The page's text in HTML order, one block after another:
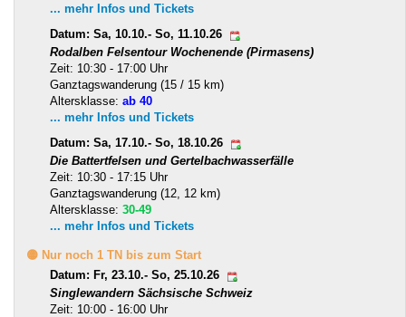
... mehr Infos und Tickets
Datum: Sa, 10.10.- So, 11.10.26
Rodalben Felsentour Wochenende (Pirmasens)
Zeit: 10:30 - 17:00 Uhr
Ganztagswanderung (15 / 15 km)
Altersklasse: ab 40
... mehr Infos und Tickets
Datum: Sa, 17.10.- So, 18.10.26
Die Battertfelsen und Gertelbachwasserfälle
Zeit: 10:30 - 17:15 Uhr
Ganztagswanderung (12, 12 km)
Altersklasse: 30-49
... mehr Infos und Tickets
🟡 Nur noch 1 TN bis zum Start
Datum: Fr, 23.10.- So, 25.10.26
Singlewandern Sächsische Schweiz
Zeit: 10:00 - 16:00 Uhr